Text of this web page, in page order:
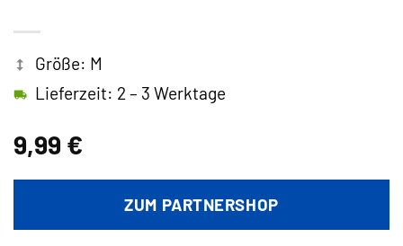
9,99 €
Größe: M
Lieferzeit: 2 – 3 Werktage
ZUM PARTNERSHOP